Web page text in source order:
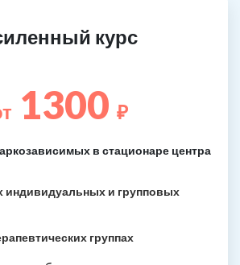
курс
1300 ₽
в стационаре центра
индивидуальных и групповых
группах